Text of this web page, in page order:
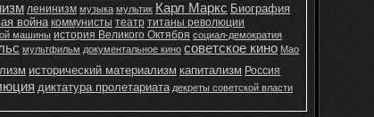
ленинизм музыка мультик Карл Маркс Биография
война коммунисты театр титаны революции
машины история Великого Октября социал-демократия
мультфильм документальное кино советское кино Мао
исторический материализм капитализм Россия
диктатура пролетариата декреты советской власти